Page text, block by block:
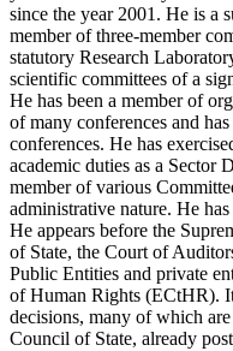
since the year 2001. He is a
member of three-member
statutory Research
scientific committees of a
He has been a member of
of many conferences and
conferences. He has
academic duties as a Sector
member of various
administrative nature. He
He appears before the
of State, the Court of
Public Entities and private
of Human Rights (ECtHR).
decisions, many of which
Council of State, already